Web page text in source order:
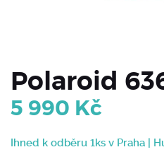
Polaroid
5 990 Kč
Ihned k odběru 1ks v Praha |